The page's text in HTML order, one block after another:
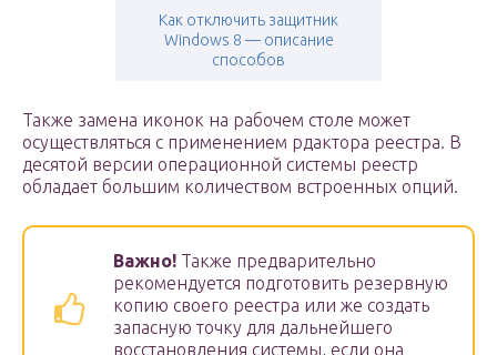
Как отключить защитник
Windows 8 — описание
способов
Также замена иконок на рабочем столе может
осуществляться с применением рдактора реестра. В
десятой версии операционной системы реестр
обладает большим количеством встроенных опций.
Важно! Также предварительно
рекомендуется подготовить резервную
копию своего реестра или же создать
запасную точку для дальнейшего
восстановления системы, если она